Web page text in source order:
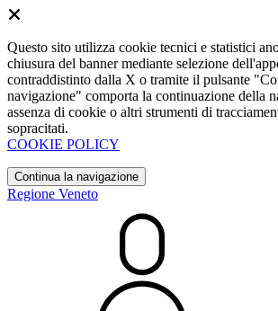
Questo sito utilizza cookie tecnici e statistici
chiusura del banner mediante selezione
contraddistinto dalla X o tramite il pulsante
navigazione" comporta la continuazione della
assenza di cookie o altri strumenti di
sopracitati.
COOKIE POLICY
Continua la navigazione
Regione Veneto